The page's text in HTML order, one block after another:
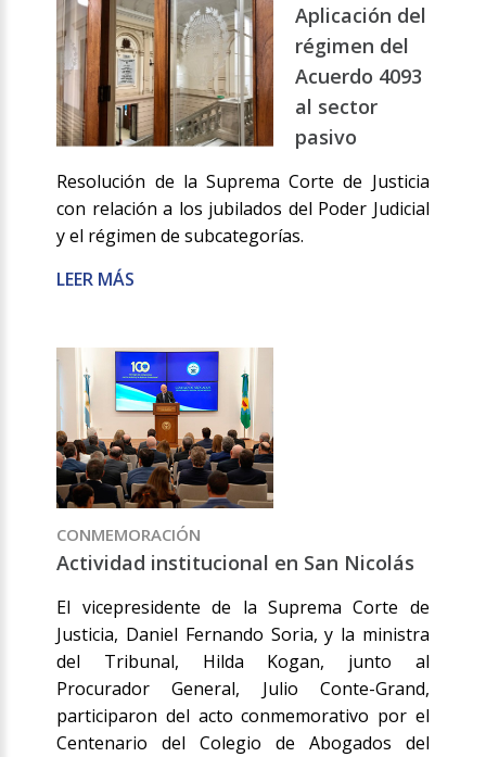
Aplicación del
régimen del
Acuerdo 4093
al sector
pasivo
Resolución de la Suprema Corte de Justicia
con relación a los jubilados del Poder Judicial
y el régimen de subcategorías.
LEER MÁS
CONMEMORACIÓN
Actividad institucional en San Nicolás
El vicepresidente de la Suprema Corte de
Justicia, Daniel Fernando Soria, y la ministra
del Tribunal, Hilda Kogan, junto al
Procurador General, Julio Conte-Grand,
participaron del acto conmemorativo por el
Centenario del Colegio de Abogados del